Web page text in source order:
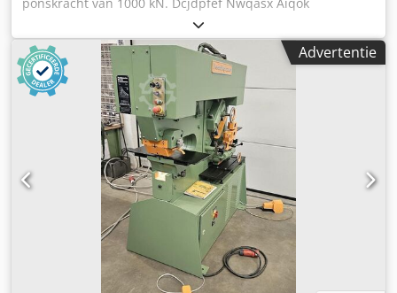
ponskracht van 1000 kN. Dcjdpfef Nwqasx Aiqok
Gereedschapshouder voor stempels tot 90 mm kan op
aanvraag gemonteerd worden. Een groot assortiment
stempels en matrijzen is inbegrepen bij de levering.Advertentie